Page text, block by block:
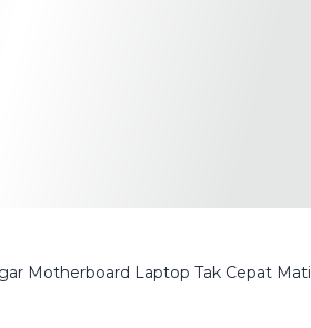
Motherboard Laptop Tak Cepat Mati